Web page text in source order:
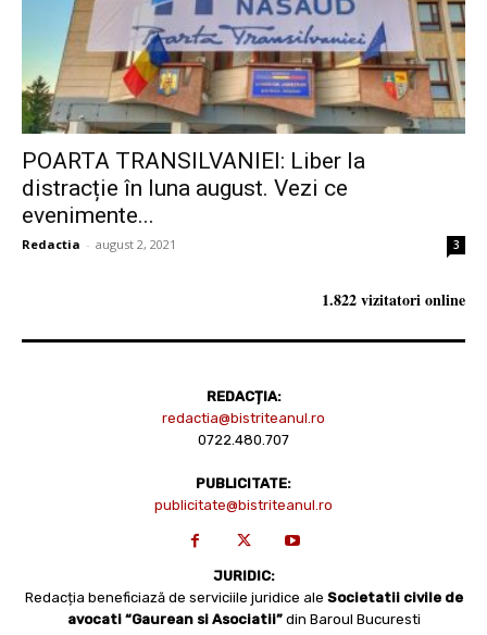
POARTA TRANSILVANIEI: Liber la
distracție în luna august. Vezi ce
evenimente...
Redactia - august 2, 2021 3
1.822 vizitatori online
REDACȚIA:
redactia@bistriteanul.ro
0722.480.707
PUBLICITATE:
publicitate@bistriteanul.ro
JURIDIC:
Redacția beneficiază de serviciile juridice ale Societatii civile de
avocati “Gaurean si Asociatii” din Baroul Bucuresti